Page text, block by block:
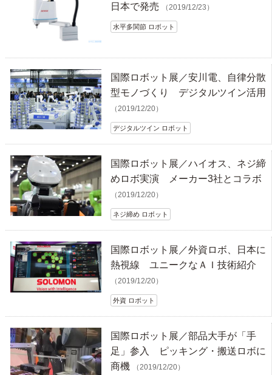
日本で発売
（2019/12/23）
水平多関節 ロボット
国際ロボット展／安川電、自律分散
型モノづくり デジタルツイン活用
（2019/12/20）
デジタルツイン ロボット
国際ロボット展／ハイオス、ネジ締
めロボ実演 メーカー3社とコラボ
（2019/12/20）
ネジ締め ロボット
国際ロボット展／外資ロボ、日本に
熱視線 ユニークなＡＩ技術紹介
（2019/12/20）
外資 ロボット
国際ロボット展／部品大手が「手
足」参入 ピッキング・搬送ロボに
商機
（2019/12/20）